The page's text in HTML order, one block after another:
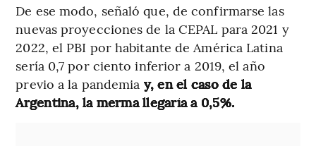
De ese modo, señaló que, de confirmarse las
nuevas proyecciones de la CEPAL para 2021 y
2022, el PBI por habitante de América Latina
sería 0,7 por ciento inferior a 2019, el año
previo a la pandemia y, en el caso de la
Argentina, la merma llegaría a 0,5%.